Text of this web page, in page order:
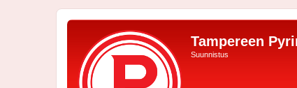
Tampereen
Suunnistus